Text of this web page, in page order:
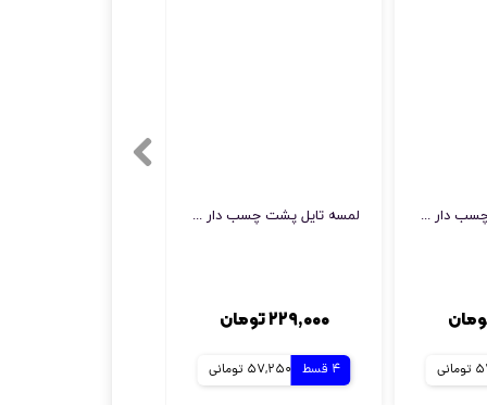
لمسه تایل پشت چسب دار مدل ذورنقه
۲۲۹,۰۰۰ تومان
4 قسط 57,250 تومانی
لمسه تایل پشت چسب دار مدل مثلث